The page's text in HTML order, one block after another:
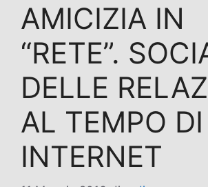
AMICIZIA IN
“RETE”.
DELLE
AL TEMPO DI
INTERNET